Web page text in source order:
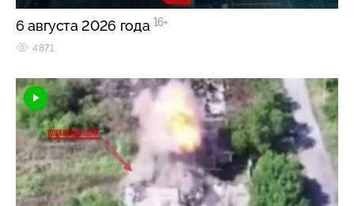
6 августа 2026 года 16+
4871